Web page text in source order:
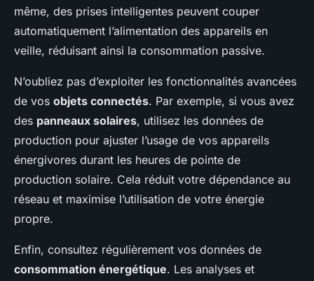
même, des prises intelligentes peuvent couper
automatiquement l’alimentation des appareils en
veille, réduisant ainsi la consommation passive.
N’oubliez pas d’exploiter les fonctionnalités avancées
de vos objets connectés. Par exemple, si vous avez
des panneaux solaires, utilisez les données de
production pour ajuster l’usage de vos appareils
énergivores durant les heures de pointe de
production solaire. Cela réduit votre dépendance au
réseau et maximise l’utilisation de votre énergie
propre.
Enfin, consultez régulièrement vos données de
consommation énergétique. Les analyses et